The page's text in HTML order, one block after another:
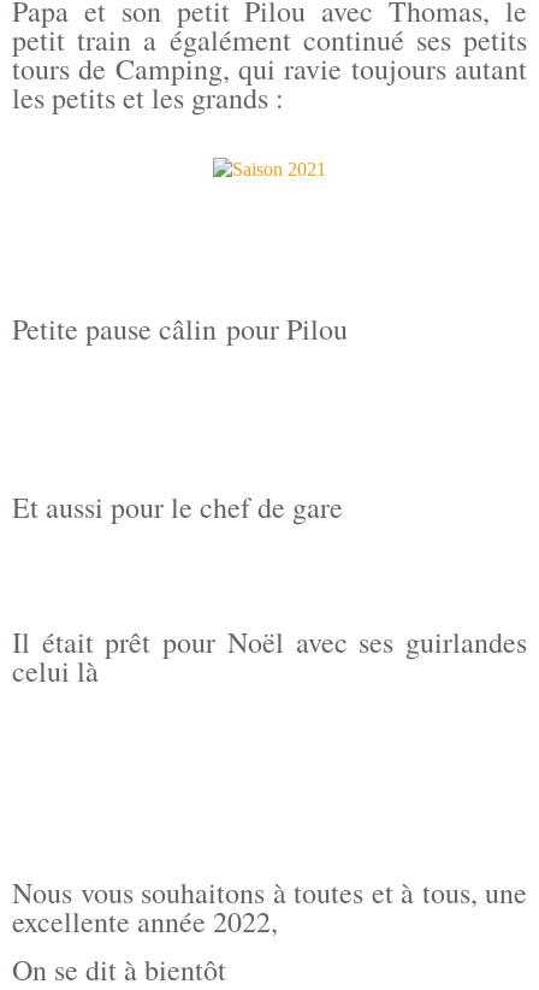
Papa et son petit Pilou avec Thomas, le
petit train a égalément continué ses petits
tours de Camping, qui ravie toujours autant
les petits et les grands :
Petite pause câlin pour Pilou
Et aussi pour le chef de gare
Il était prêt pour Noël avec ses guirlandes
celui là
Nous vous souhaitons à toutes et à tous, une
excellente année 2022,
On se dit à bientôt